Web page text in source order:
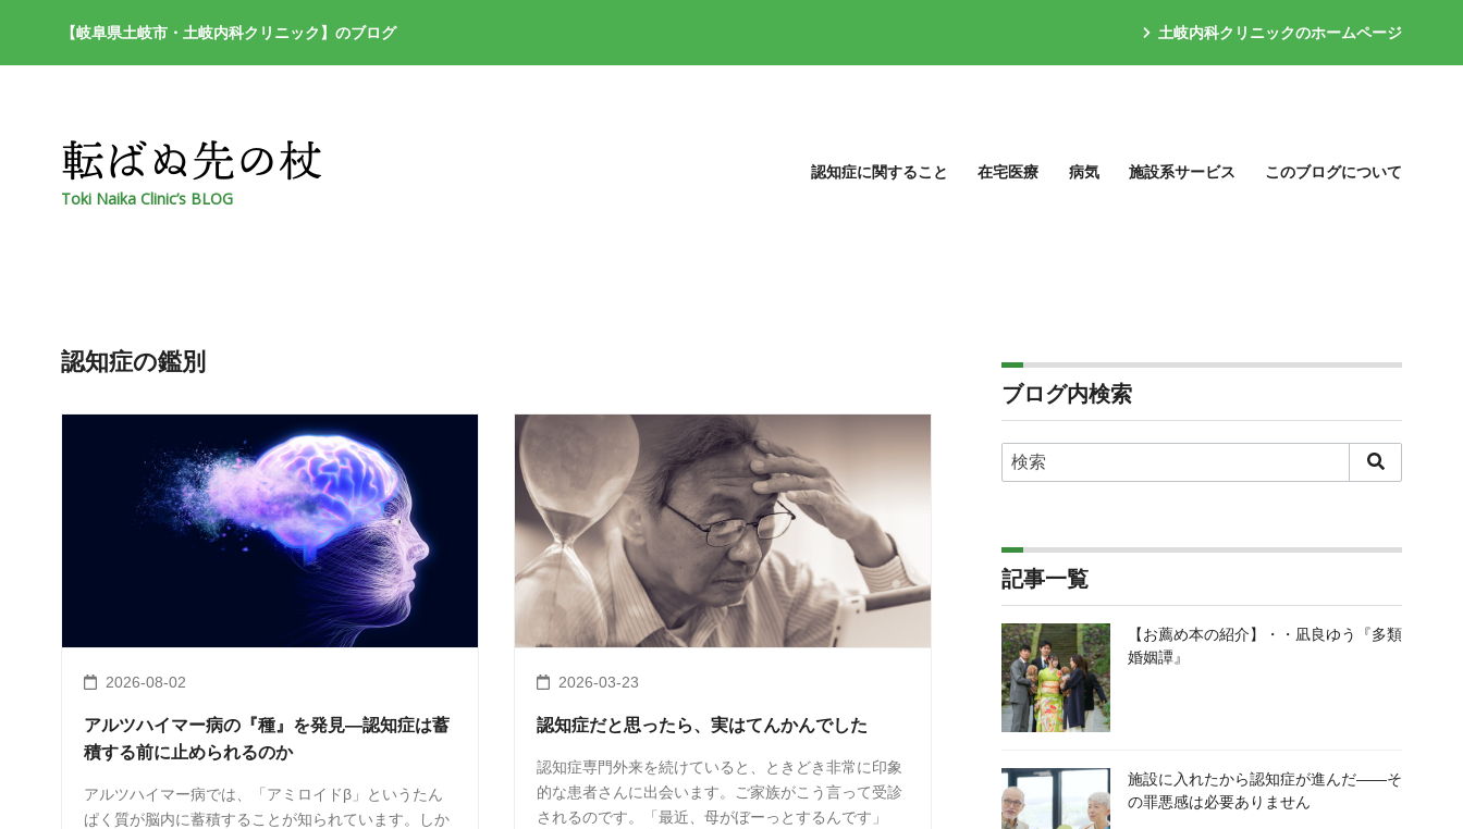
【岐阜県土岐市・土岐内科クリニック】のブログ 土岐内科クリニックのホームページ
Toki Naika Clinic’s BLOG
認知症に関すること 在宅医療 病気 施設系サービス このブログについて
認知症の鑑別
2026-08-02
アルツハイマー病の『種』を発見―認知症は蓄
積する前に止められるのか
アルツハイマー病では、「アミロイドβ」というたん
ぱく質が脳内に蓄積することが知られています。しか
2026-03-23
認知症だと思ったら、実はてんかんでした
認知症専門外来を続けていると、ときどき非常に印象
的な患者さんに出会います。ご家族がこう言って受診
されるのです。「最近、母がぼーっとするんです」
ブログ内検索
記事一覧
【お薦め本の紹介】・・凪良ゆう『多類
婚姻譚』
施設に入れたから認知症が進んだ――そ
の罪悪感は必要ありません